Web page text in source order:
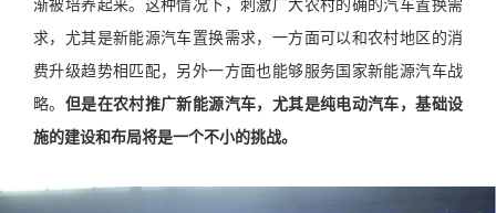
渐被培养起来。这种情况下，刺激广大农村的确的汽车置换需
求，尤其是新能源汽车置换需求，一方面可以和农村地区的消
费升级趋势相匹配，另外一方面也能够服务国家新能源汽车战
略。 但是在农村推广新能源汽车，尤其是纯电动汽车，基础设
施的建设和布局将是一个不小的挑战。